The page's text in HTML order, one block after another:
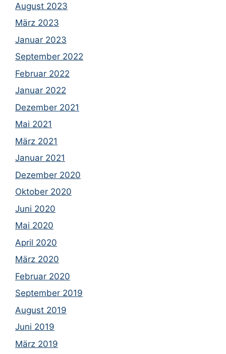
August 2023
März 2023
Januar 2023
September 2022
Februar 2022
Januar 2022
Dezember 2021
Mai 2021
März 2021
Januar 2021
Dezember 2020
Oktober 2020
Juni 2020
Mai 2020
April 2020
März 2020
Februar 2020
September 2019
August 2019
Juni 2019
März 2019